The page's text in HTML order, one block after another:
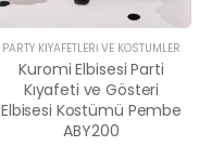
PARTY KIYAFETLERİ VE KOSTÜMLER
Kuromi Elbisesi Parti
Kıyafeti ve Gösteri
Elbisesi Kostümü Pembe
ABY200